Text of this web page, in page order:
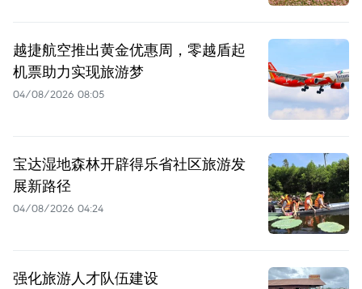
越捷航空推出黄金优惠周，零越盾起
机票助力实现旅游梦
04/08/2026 08:05
宝达湿地森林开辟得乐省社区旅游发
展新路径
04/08/2026 04:24
强化旅游人才队伍建设